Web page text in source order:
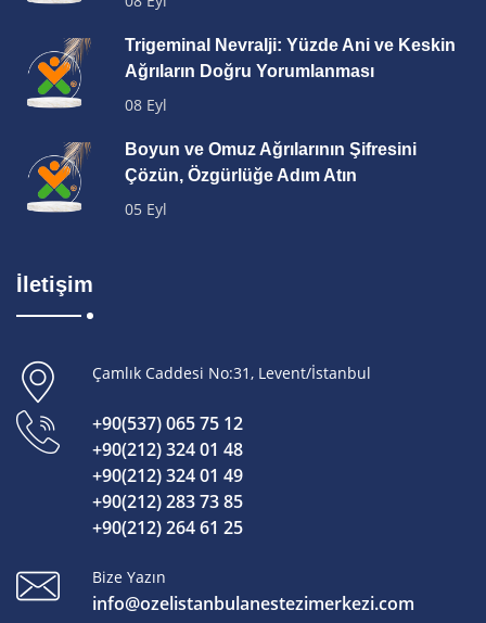
Trigeminal Nevralji: Yüzde Ani ve Keskin
Ağrıların Doğru Yorumlanması
08 Eyl
Boyun ve Omuz Ağrılarının Şifresini
Çözün, Özgürlüğe Adım Atın
05 Eyl
İletişim
Çamlık Caddesi No:31, Levent/İstanbul
+90(537) 065 75 12
+90(212) 324 01 48
+90(212) 324 01 49
+90(212) 283 73 85
+90(212) 264 61 25
Bize Yazın
info@ozelistanbulanestezimerkezi.com